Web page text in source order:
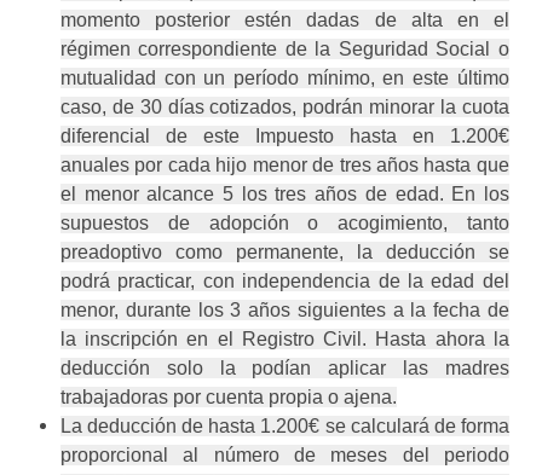
momento posterior estén dadas de alta en el
régimen correspondiente de la Seguridad Social o
mutualidad con un período mínimo, en este último
caso, de 30 días cotizados, podrán minorar la cuota
diferencial de este Impuesto hasta en 1.200€
anuales por cada hijo menor de tres años hasta que
el menor alcance 5 los tres años de edad. En los
supuestos de adopción o acogimiento, tanto
preadoptivo como permanente, la deducción se
podrá practicar, con independencia de la edad del
menor, durante los 3 años siguientes a la fecha de
la inscripción en el Registro Civil. Hasta ahora la
deducción solo la podían aplicar las madres
trabajadoras por cuenta propia o ajena.
La deducción de hasta 1.200€ se calculará de forma
proporcional al número de meses del periodo